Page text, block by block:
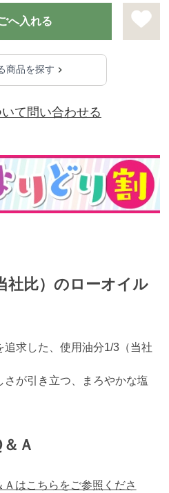
商品を探す
て問い合わせる
社比）のローオイル
求した、使用油分1/3（当社
さが引き立つ、まろやかな塩
Ａ
Ａはこちらをご参照くださ